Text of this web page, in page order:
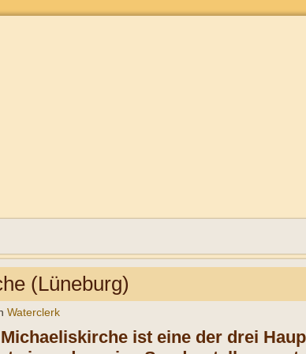
(Lüneburg)
Waterclerk
ist eine der drei